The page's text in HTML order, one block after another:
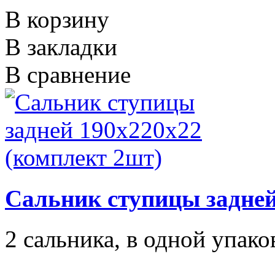
В корзину
В закладки
В сравнение
Сальник ступицы
2 сальника, в одной